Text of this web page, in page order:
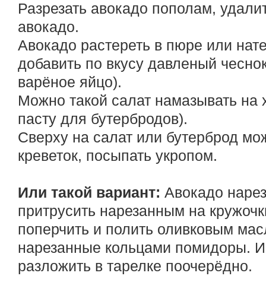
Разрезать авокадо пополам,
авокадо.
Авокадо растереть в пюре или
добавить по вкусу давленый
варёное яйцо).
Можно такой салат намазывать на
пасту для бутербродов).
Сверху на салат или бутерброд
креветок, посыпать укропом.
Или такой вариант: Авокадо
притрусить нарезанным на
поперчить и полить оливковым
нарезанные кольцами помидоры.
разложить в тарелке поочерёдно.